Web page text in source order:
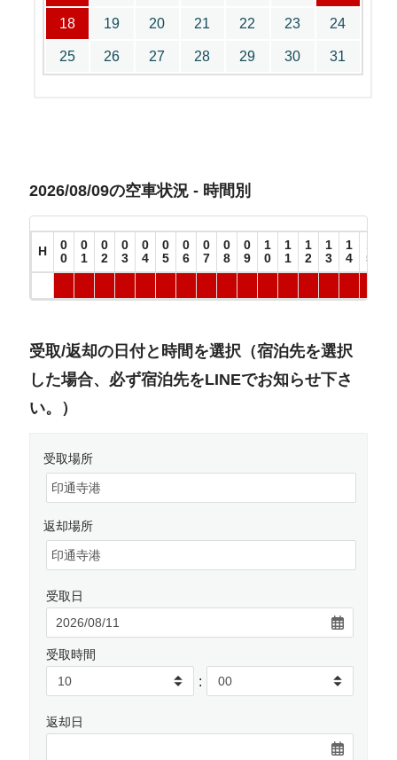
18 19 20 21 22 23 24
25 26 27 28 29 30 31
2026/08/09の空車状況 - 時間別
H
0
0
0
1
0
2
0
3
0
4
0
5
0
6
0
7
0
8
0
9
1
0
1
1
1
2
1
3
1
4
1
5
受取/返却の日付と時間を選択（宿泊先を選択
した場合、必ず宿泊先をLINEでお知らせ下さ
い。）
受取場所
返却場所
受取日
受取時間
:
返却日